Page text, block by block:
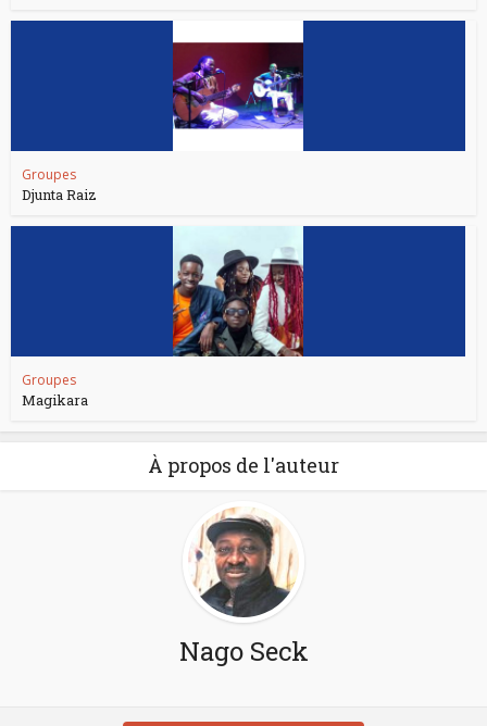
Groupes
Djunta Raiz
Groupes
Magikara
À propos de l'auteur
Nago Seck